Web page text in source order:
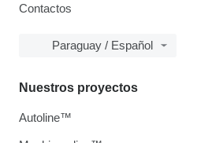
Contactos
Paraguay / Español
Nuestros proyectos
Autoline™